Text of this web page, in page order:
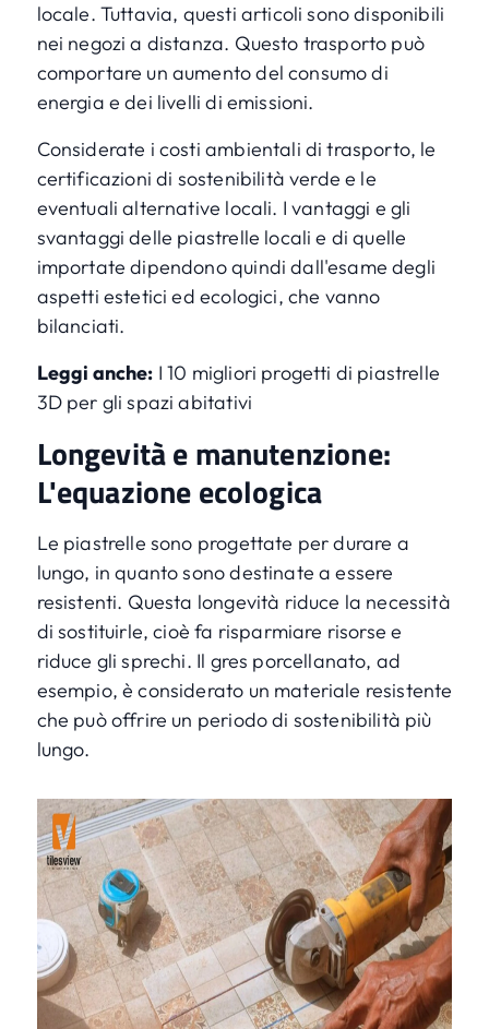
locale. Tuttavia, questi articoli sono disponibili
nei negozi a distanza. Questo trasporto può
comportare un aumento del consumo di
energia e dei livelli di emissioni.
Considerate i costi ambientali di trasporto, le
certificazioni di sostenibilità verde e le
eventuali alternative locali. I vantaggi e gli
svantaggi delle piastrelle locali e di quelle
importate dipendono quindi dall'esame degli
aspetti estetici ed ecologici, che vanno
bilanciati.
Leggi anche: I 10 migliori progetti di piastrelle
3D per gli spazi abitativi
Longevità e manutenzione:
L'equazione ecologica
Le piastrelle sono progettate per durare a
lungo, in quanto sono destinate a essere
resistenti. Questa longevità riduce la necessità
di sostituirle, cioè fa risparmiare risorse e
riduce gli sprechi. Il gres porcellanato, ad
esempio, è considerato un materiale resistente
che può offrire un periodo di sostenibilità più
lungo.